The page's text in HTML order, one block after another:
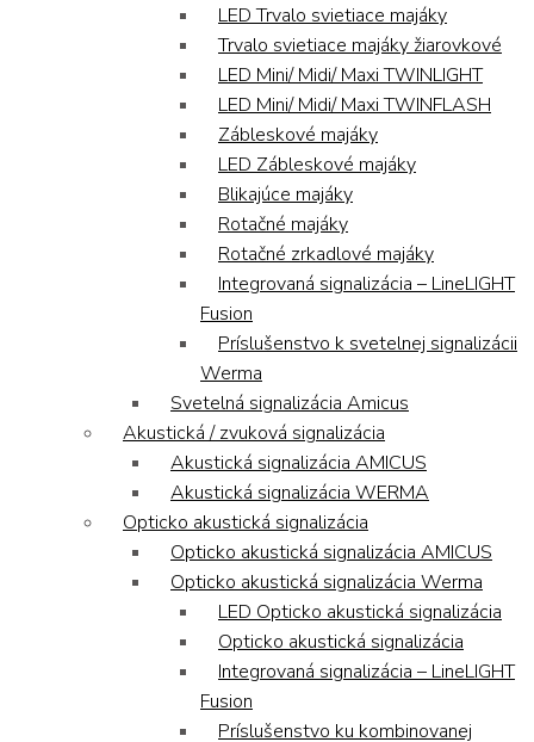
LED Trvalo svietiace majáky
Trvalo svietiace majáky žiarovkové
LED Mini/ Midi/ Maxi TWINLIGHT
LED Mini/ Midi/ Maxi TWINFLASH
Zábleskové majáky
LED Zábleskové majáky
Blikajúce majáky
Rotačné majáky
Rotačné zrkadlové majáky
Integrovaná signalizácia – LineLIGHT
Fusion
Príslušenstvo k svetelnej signalizácii
Werma
Svetelná signalizácia Amicus
Akustická / zvuková signalizácia
Akustická signalizácia AMICUS
Akustická signalizácia WERMA
Opticko akustická signalizácia
Opticko akustická signalizácia AMICUS
Opticko akustická signalizácia Werma
LED Opticko akustická signalizácia
Opticko akustická signalizácia
Integrovaná signalizácia – LineLIGHT
Fusion
Príslušenstvo ku kombinovanej